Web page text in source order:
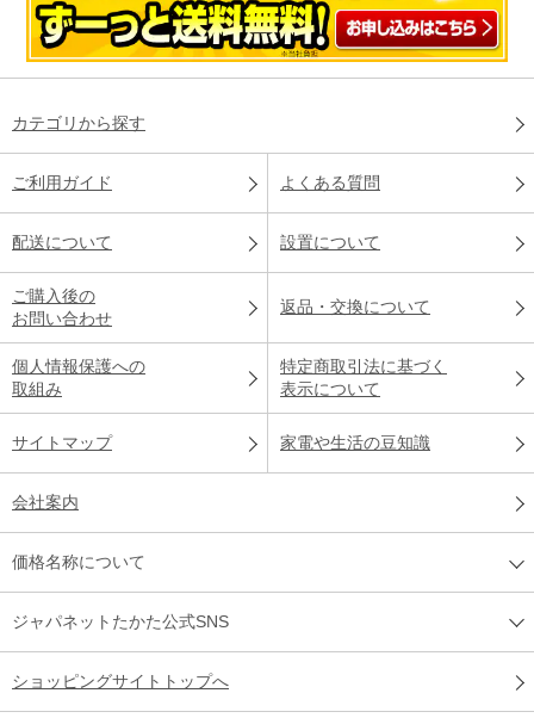
カテゴリから探す
ご利用ガイド よくある質問
配送について 設置について
ご購入後の
お問い合わせ
返品・交換について
個人情報保護への
取組み
特定商取引法に基づく
表示について
サイトマップ 家電や生活の豆知識
会社案内
価格名称について
ジャパネットたかた公式SNS
ショッピングサイトトップへ